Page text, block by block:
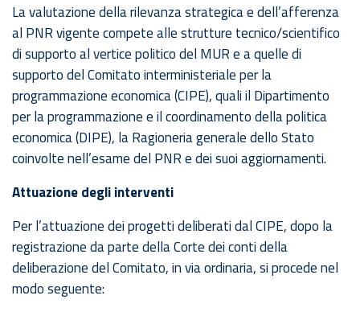
La valutazione della rilevanza strategica e dell’afferenza
al PNR vigente compete alle strutture tecnico/scientifico
di supporto al vertice politico del MUR e a quelle di
supporto del Comitato interministeriale per la
programmazione economica (CIPE), quali il Dipartimento
per la programmazione e il coordinamento della politica
economica (DIPE), la Ragioneria generale dello Stato
coinvolte nell’esame del PNR e dei suoi aggiornamenti.
Attuazione degli interventi
Per l’attuazione dei progetti deliberati dal CIPE, dopo la
registrazione da parte della Corte dei conti della
deliberazione del Comitato, in via ordinaria, si procede nel
modo seguente: